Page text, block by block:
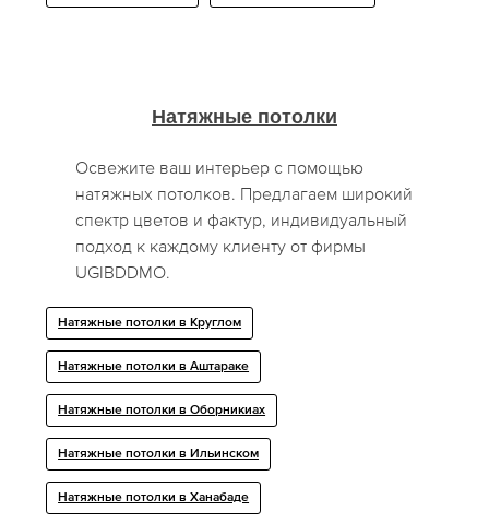
Натяжные потолки
Освежите ваш интерьер с помощью
натяжных потолков. Предлагаем широкий
спектр цветов и фактур, индивидуальный
подход к каждому клиенту от фирмы
UGIBDDMO.
Натяжные потолки в Круглом
Натяжные потолки в Аштараке
Натяжные потолки в Оборникиах
Натяжные потолки в Ильинском
Натяжные потолки в Ханабаде